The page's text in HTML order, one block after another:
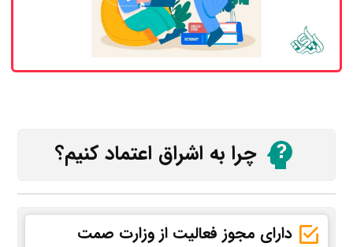
چرا به اشراق اعتماد کنیم؟
دارای مجوز فعالیت از وزارت صمت